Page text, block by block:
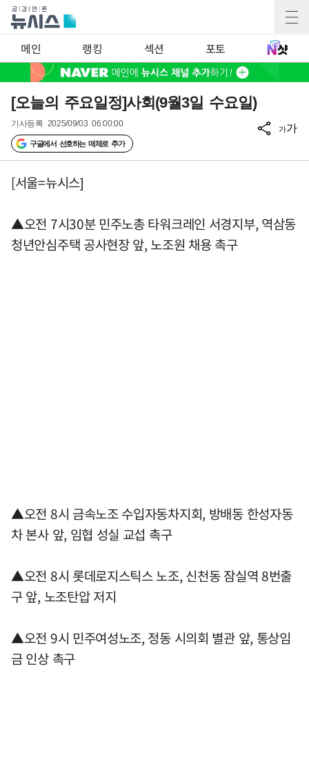
메인 랭킹 섹션 포토
[오늘의 주요일정]사회(9월3일 수요일)
기사등록 2025/09/03 06:00:00
구글에서 선호하는 매체로 추가
가가
[서울=뉴시스]
▲오전 7시30분 민주노총 타워크레인 서경지부, 역삼동
청년안심주택 공사현장 앞, 노조원 채용 촉구
▲오전 8시 금속노조 수입자동차지회, 방배동 한성자동
차 본사 앞, 임협 성실 교섭 촉구
▲오전 8시 롯데로지스틱스 노조, 신천동 잠실역 8번출
구 앞, 노조탄압 저지
▲오전 9시 민주여성노조, 정동 시의회 별관 앞, 통상임
금 인상 촉구